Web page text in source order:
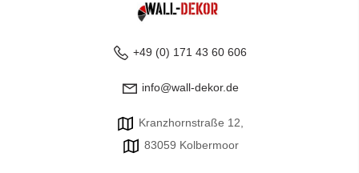
+49 (0) 171 43 60 606
info@wall-dekor.de
Kranzhornstraße 12,
83059 Kolbermoor